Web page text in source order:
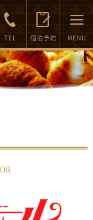
TEL 宿泊予約 MENU